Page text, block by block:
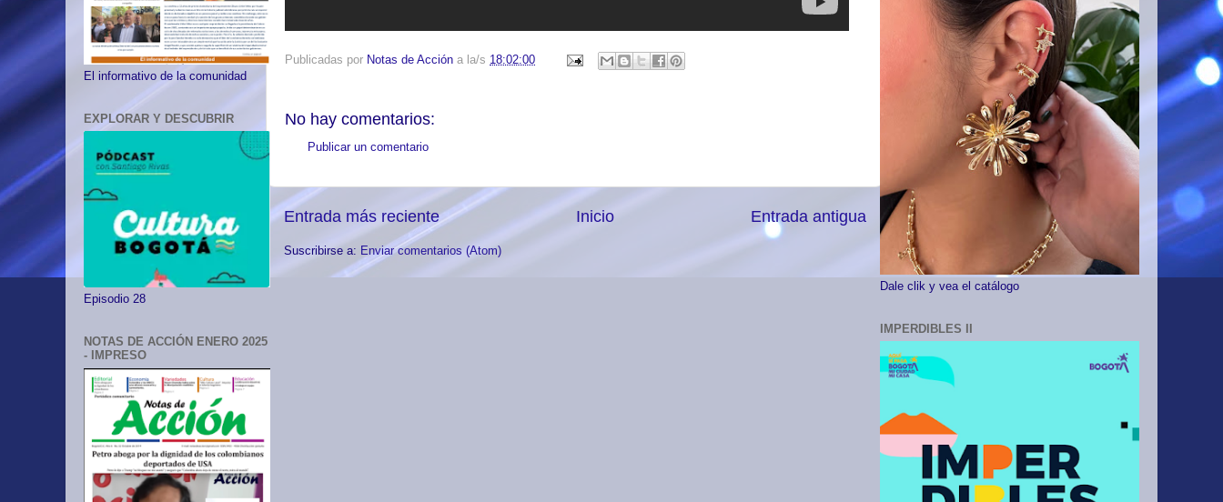
Publicadas por Notas de Acción a la/s 18:02:00
No hay comentarios:
Publicar un comentario
Entrada más reciente Entrada antigua
Inicio
Suscribirse a: Enviar comentarios (Atom)
El informativo de la comunidad
EXPLORAR Y DESCUBRIR
Episodio 28
NOTAS DE ACCIÓN ENERO 2025
- IMPRESO
Dale clik y vea el catálogo
IMPERDIBLES II